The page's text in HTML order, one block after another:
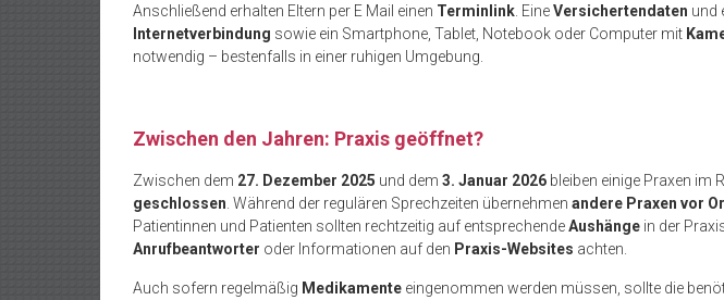
Anschließend erhalten Eltern per E Mail einen Terminlink . EineVersichertendaten und
Internetverbindung sowie ein Smartphone, Tablet, Notebook oder Computer mit
notwendig – bestenfalls in einer ruhigen Umgebung.
Zwischen den Jahren: Praxis geöffnet?
Zwischen dem 27. Dezember 2025 und dem 3. Januar 2026 bleiben einige Praxen im
geschlossen . Während der regulären Sprechzeiten übernehmen andere Praxen vor
Patientinnen und Patienten sollten rechtzeitig auf entsprechendeAushänge in der
Anrufbeantworter oder Informationen auf den Praxis-Websites achten.
Auch sofern regelmäßig Medikamente eingenommen werden müssen, sollte die